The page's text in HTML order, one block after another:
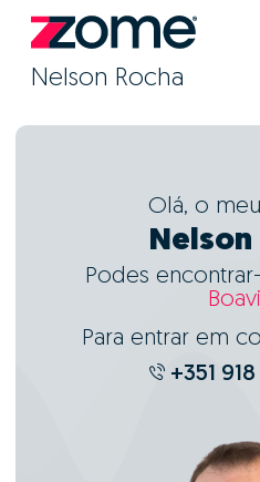
Nelson Rocha
Olá, o
Nelson
Podes
Para entrar em
+351